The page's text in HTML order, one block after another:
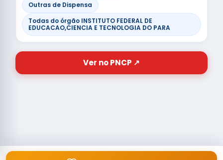
Outras de Dispensa
Todas do órgão INSTITUTO FEDERAL DE
EDUCACAO,CIENCIA E TECNOLOGIA DO PARA
Ver no PNCP ↗